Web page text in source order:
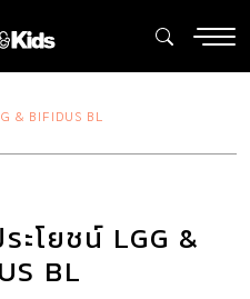
& BIFIDUS BL
โยชน์ LGG &
BL